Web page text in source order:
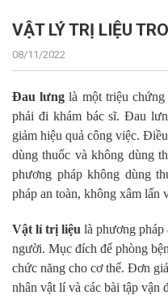
VẬT LÝ TRỊ LIỆU
08/11/2022
Đau lưng là một triệu
phải đi khám bác sĩ. Đau
giảm hiệu quả công việc.
dùng thuốc và không dùng
phương pháp không dùng
pháp an toàn, không xâm lấn
Vật lí trị liệu là phương pháp
người. Mục đích để phòng
chức năng cho cơ thể. Đơn
nhân vật lí và các bài tập vận